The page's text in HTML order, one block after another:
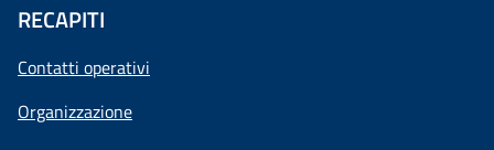
RECAPITI
Contatti operativi
Organizzazione